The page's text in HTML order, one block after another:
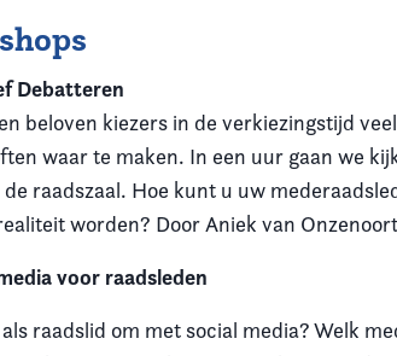
Debatteren
beloven kiezers in de verkiezingstijd
waar te maken. In een uur gaan we
raadszaal. Hoe kunt u uw
worden? Door Aniek van
voor raadsleden
als raadslid om met social media? Welk